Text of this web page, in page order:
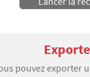
pouvez exporter